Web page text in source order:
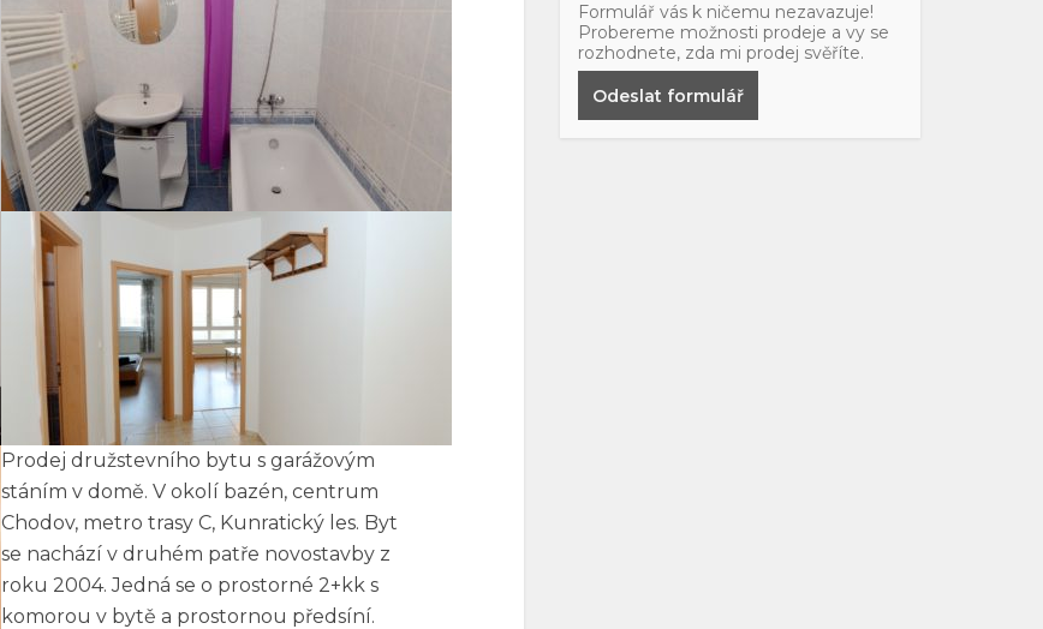
Prodej družstevního bytu s garážovým
stáním v domě. V okolí bazén, centrum
Chodov, metro trasy C, Kunratický les. Byt
se nachází v druhém patře novostavby z
roku 2004. Jedná se o prostorné 2+kk s
komorou v bytě a prostornou předsíní.
Formulář vás k ničemu nezavazuje!
Probereme možnosti prodeje a vy se
rozhodnete, zda mi prodej svěříte.
Odeslat formulář